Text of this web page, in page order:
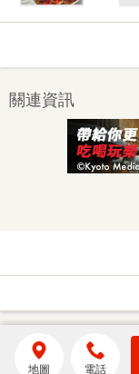
關連資訊
地圖 電話